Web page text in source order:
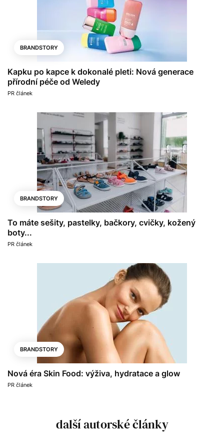
BRANDSTORY
Kapku po kapce k dokonalé pleti: Nová generace
přírodní péče od Weledy
PR článek
BRANDSTORY
To máte sešity, pastelky, bačkory, cvičky, kožený
boty...
PR článek
BRANDSTORY
Nová éra Skin Food: výživa, hydratace a glow
PR článek
další autorské články